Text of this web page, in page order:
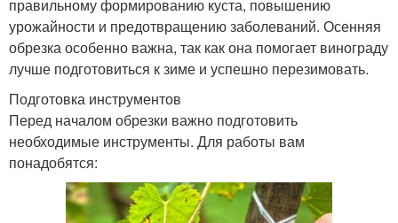
правильному формированию куста, повышению
урожайности и предотвращению заболеваний. Осенняя
обрезка особенно важна, так как она помогает винограду
лучше подготовиться к зиме и успешно перезимовать.
Подготовка инструментов
Перед началом обрезки важно подготовить
необходимые инструменты. Для работы вам
понадобятся: